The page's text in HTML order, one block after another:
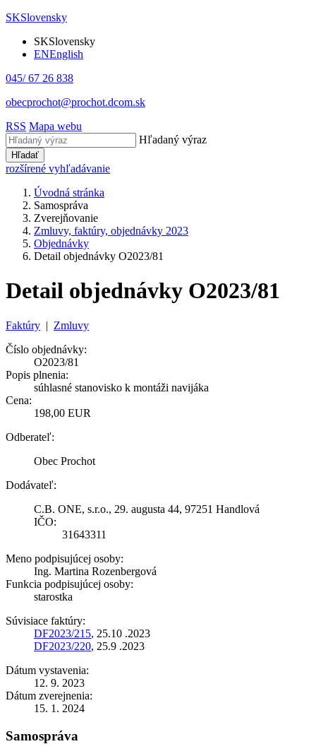
SKSlovensky
SKSlovensky
ENEnglish
045/ 67 26 838
obecprochot@prochot.dcom.sk
RSS Mapa webu
Hľadaný výraz
Hľadať
rozšírené vyhľadávanie
Úvodná stránka
Samospráva
Zverejňovanie
Zmluvy, faktúry, objednávky 2023
Objednávky
Detail objednávky O2023/81
Detail objednávky O2023/81
Faktúry | Zmluvy
Číslo objednávky:
O2023/81
Popis plnenia:
súhlasné stanovisko k montáži navijáka
Cena:
198,00 EUR
Odberateľ:
Obec Prochot
Dodávateľ:
C.B. ONE, s.r.o., 29. augusta 44, 97251 Handlová
IČO:
31643311
Meno podpisujúcej osoby:
Ing. Martina Rozenbergová
Funkcia podpisujúcej osoby:
starostka
Súvisiace faktúry:
DF2023/215, 25.10 .2023
DF2023/220, 25.9 .2023
Dátum vystavenia:
12. 9. 2023
Dátum zverejnenia:
15. 1. 2024
Samospráva